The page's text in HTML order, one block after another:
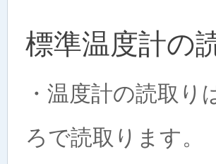
標準温度計の
・温度計の読取
ろで読取ります。